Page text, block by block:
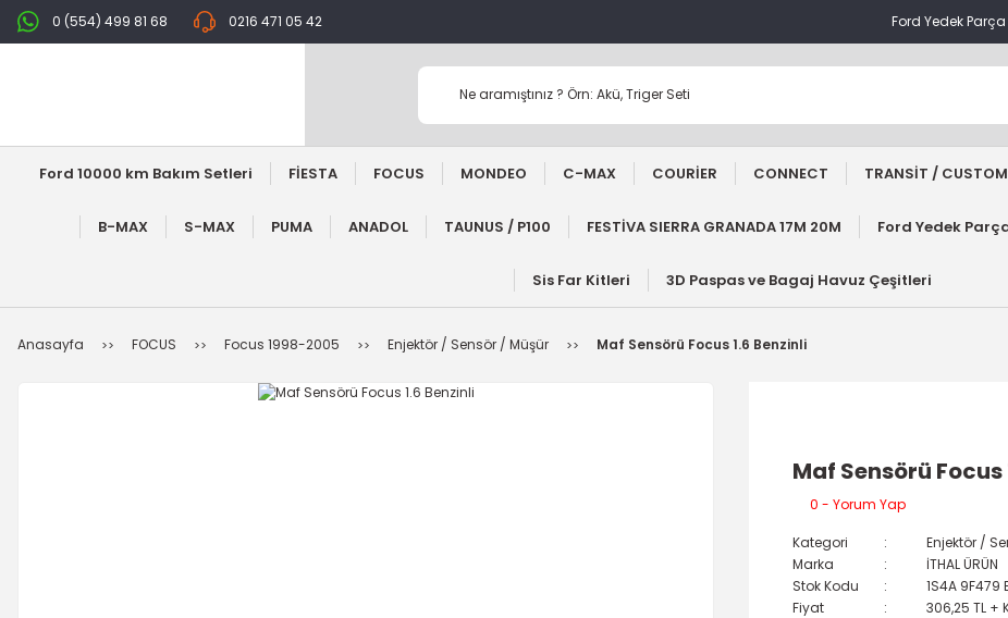
0 (554) 499 81 68 0216 471 05 42 Ford Yedek Parça
Ford 10000 km Bakım Setleri FİESTA FOCUS MONDEO C-MAX COURİER CONNECT TRANSİT / CUSTOM
B-MAX S-MAX PUMA ANADOL TAUNUS / P100 FESTİVA SIERRA GRANADA 17M 20M Ford Yedek
Sis Far Kitleri 3D Paspas ve Bagaj Havuz Çeşitleri
Anasayfa FOCUS Focus 1998-2005 Enjektör / Sensör / Müşür Maf Sensörü Focus 1.6 Benzinli
Maf Sensörü Focus
0 - Yorum Yap
Kategori
Enjektör /
Marka
İTHAL ÜRÜN
Stok Kodu
1S4A 9F479
Fiyat
306,25 TL +